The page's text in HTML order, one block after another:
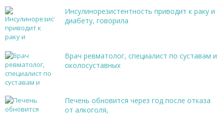
Инсулинорезистентность приводит к раку и
диабету, говорила
Врач ревматолог, специалист по суставам и
околосуставных
Печень обновится через год после отказа
от алкоголя,